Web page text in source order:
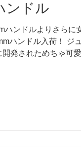
ンドル
ハンドルよりさらに
ハンドル入荷！ ジ
発されためちゃ可